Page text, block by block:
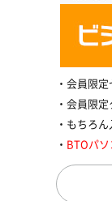
会員限
会員限定
もちろ
BTOパ